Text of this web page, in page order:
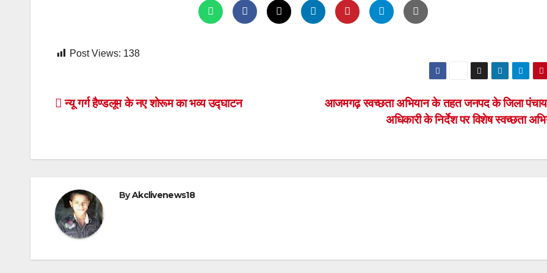
Post Views: 138
Post
आजमगढ़ स्वच्छता अभियान के तहत जनपद के जिला
अधिकारी के निर्देश पर विशेष स्वच्छता
न्यू गर्ग हैण्डलूम के नए शोरूम का भव्य उद्घाटन
ByAkclivenews18